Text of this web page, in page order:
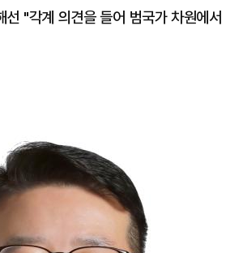
선 "각계 의견을 들어 범국가 차원에